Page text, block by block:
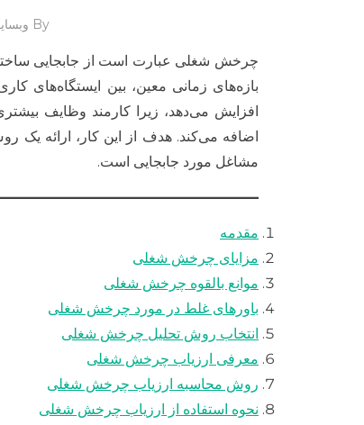
By
چرخش شغلی عبارت است از جابجایی
بازه‌های زمانی معین، بین ایستگاه‌های
افزایش می‌دهد، زیرا کارمند وظایف
اضافه می‌کند. هدف از این کار، ارائه
مشاغل مورد جابجایی است.
مقدمه
مزایای چرخش شغلی
موانع بالقوه چرخش شغلی
باورهای غلط در مورد چرخش شغلی
انتخاب روش تحلیل چرخش شغلی
معرفی ارزیاب چرخش شغلی
روش محاسبه ارزیاب چرخش شغلی
نحوه استفاده از ارزیاب چرخش شغلی